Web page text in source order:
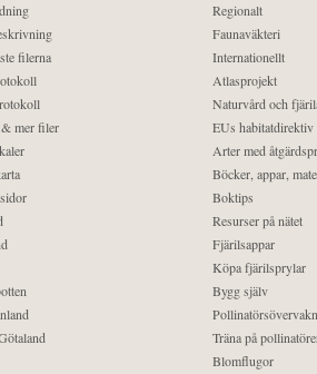
filerna
mer filer
Regionalt
Faunaväkteri
Internationellt
Atlasprojekt
Naturvård och
EUs habitatdirektiv
Arter med
Böcker, appar,
Boktips
Resurser på nätet
Fjärilsappar
Köpa fjärilsprylar
Bygg själv
Träna på
Blomflugor